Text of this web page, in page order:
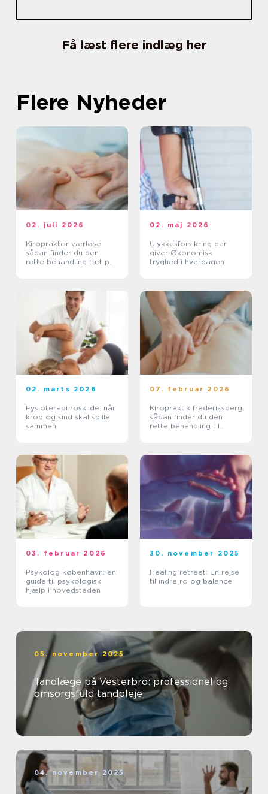
Få læst flere indlæg her
Flere Nyheder
02. juli 2026
Kiropraktor værløse
sådan finder du den
rette behandling tæt på
02. maj 2026
Ulykkesforsikring der
giver Økonomisk
tryghed i hverdagen
02. marts 2026
Fysioterapi roskilde: når
krop og sind skal spille
sammen
07. februar 2026
Kiropraktik frederiksberg
sådan finder du den
rette behandling til
03. februar 2026
Psykolog københavn: en
guide til psykologisk
hjælp i hovedstaden
30. november 2025
Healing retreat: En rejse
til indre ro og balance
05. november 2025
Tandlæge på Vesterbro: professionel og
omsorgsfuld tandpleje
04. november 2025